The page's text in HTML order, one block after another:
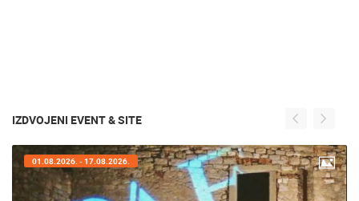
IZDVOJENI EVENT & SITE
01.08.2026. - 17.08.2026.